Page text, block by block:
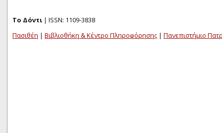
Το Δόντι | ISSN: 1109-3838
Πασιθέη | Βιβλιοθήκη & Κέντρο Πληροφόρησης | Πανεπιστήμιο